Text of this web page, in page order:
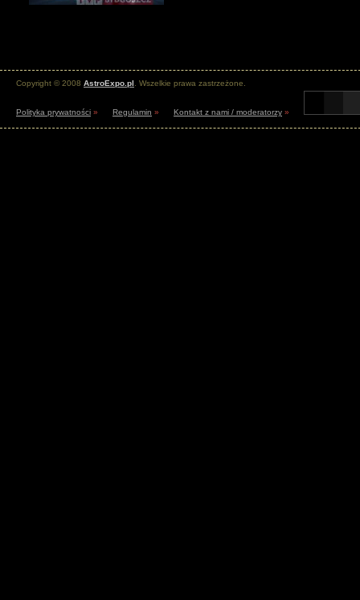
Copyright © 2008 AstroExpo.pl . Wszelkie prawa zastrzeżone.
Polityka prywatności » Regulamin » Kontakt z nami / moderatorzy »